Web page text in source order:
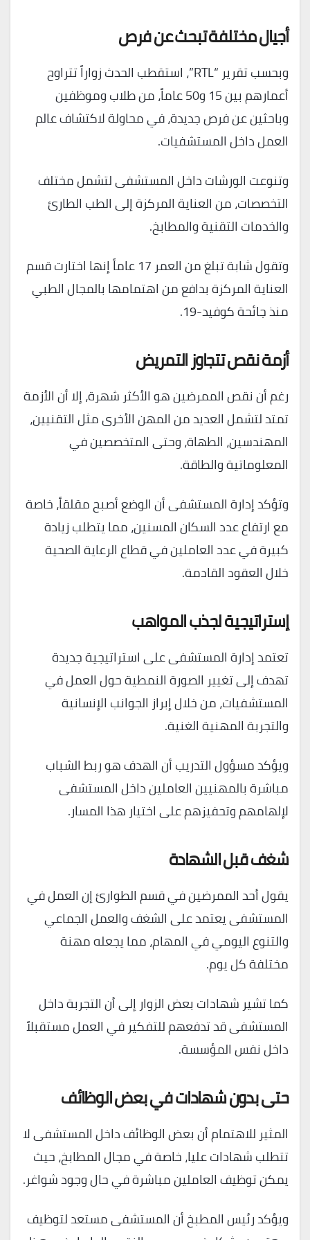
أجيال مختلفة تبحث عن فرص
وبحسب تقرير “RTL”، استقطب الحدث زواراً تتراوح
أعمارهم بين 15 و50 عاماً، من طلاب وموظفين
وباحثين عن فرص جديدة، في محاولة لاكتشاف عالم
العمل داخل المستشفيات.
وتنوعت الورشات داخل المستشفى لتشمل مختلف
التخصصات، من العناية المركزة إلى الطب الطارئ
والخدمات التقنية والمطابخ.
وتقول شابة تبلغ من العمر 17 عاماً إنها اختارت قسم
العناية المركزة بدافع من اهتمامها بالمجال الطبي
منذ جائحة كوفيد-19.
أزمة نقص تتجاوز التمريض
رغم أن نقص الممرضين هو الأكثر شهرة، إلا أن الأزمة
تمتد لتشمل العديد من المهن الأخرى مثل التقنيين،
المهندسين، الطهاة، وحتى المتخصصين في
المعلوماتية والطاقة.
وتؤكد إدارة المستشفى أن الوضع أصبح مقلقاً، خاصة
مع ارتفاع عدد السكان المسنين، مما يتطلب زيادة
كبيرة في عدد العاملين في قطاع الرعاية الصحية
خلال العقود القادمة.
إستراتيجية لجذب المواهب
تعتمد إدارة المستشفى على استراتيجية جديدة
تهدف إلى تغيير الصورة النمطية حول العمل في
المستشفيات، من خلال إبراز الجوانب الإنسانية
والتجربة المهنية الغنية.
ويؤكد مسؤول التدريب أن الهدف هو ربط الشباب
مباشرة بالمهنيين العاملين داخل المستشفى
لإلهامهم وتحفيزهم على اختيار هذا المسار.
شغف قبل الشهادة
يقول أحد الممرضين في قسم الطوارئ إن العمل في
المستشفى يعتمد على الشغف والعمل الجماعي
والتنوع اليومي في المهام، مما يجعله مهنة
مختلفة كل يوم.
كما تشير شهادات بعض الزوار إلى أن التجربة داخل
المستشفى قد تدفعهم للتفكير في العمل مستقبلاً
داخل نفس المؤسسة.
حتى بدون شهادات في بعض الوظائف
المثير للاهتمام أن بعض الوظائف داخل المستشفى لا
تتطلب شهادات عليا، خاصة في مجال المطابخ، حيث
يمكن توظيف العاملين مباشرة في حال وجود شواغر.
ويؤكد رئيس المطبخ أن المستشفى مستعد لتوظيف